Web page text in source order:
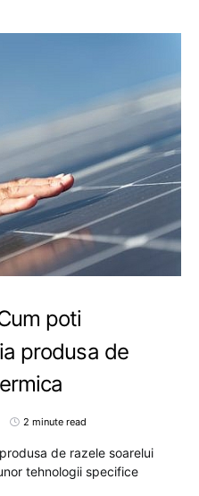
poti
produsa de
2 minute read
de razele soarelui
tehnologii specifice